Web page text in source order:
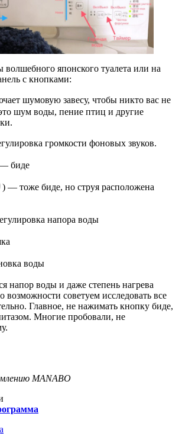
японского туалета или на
с кнопками:
шумовую завесу, чтобы никто вас не
шум воды, пение птиц и другие
громкости фоновых звуков.
биде
— тоже биде, но струя расположена
напора воды
воды
напор воды и даже степень нагрева
возможности советуем исследовать все
Главное, не нажимать кнопку биде,
Многие пробовали, не
MANABO